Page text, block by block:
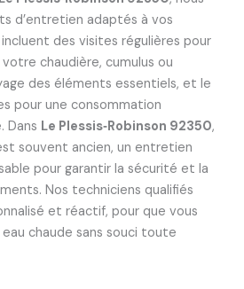
d’entretien adaptés à vos
des visites régulières pour
chaudière, cumulus ou
des éléments essentiels, et le
pour une consommation
Dans Le Plessis‑Robinson 92350,
souvent ancien, un entretien
pour garantir la sécurité et la
Nos techniciens qualifiés
et réactif, pour que vous
chaude sans souci toute